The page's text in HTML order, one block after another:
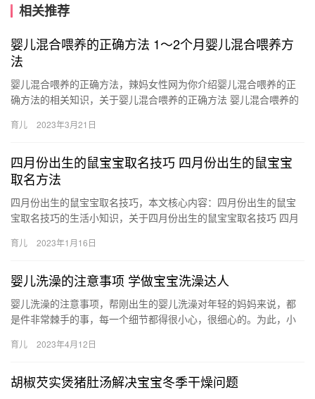
相关推荐
婴儿混合喂养的正确方法 1～2个月婴儿混合喂养方
法
婴儿混合喂养的正确方法，辣妈女性网为你介绍婴儿混合喂养的正
确方法的相关知识，关于婴儿混合喂养的正确方法 婴儿混合喂养的
在…
育儿 2023年3月21日
四月份出生的鼠宝宝取名技巧 四月份出生的鼠宝宝
取名方法
四月份出生的鼠宝宝取名技巧，本文核心内容：四月份出生的鼠宝
宝取名技巧的生活小知识，关于四月份出生的鼠宝宝取名技巧 四月
份…
育儿 2023年1月16日
婴儿洗澡的注意事项 学做宝宝洗澡达人
婴儿洗澡的注意事项，帮刚出生的婴儿洗澡对年轻的妈妈来说，都
是件非常棘手的事，每一个细节都得很小心，很细心的。为此，小
洗澡…
育儿 2023年4月12日
胡椒芡实煲猪肚汤解决宝宝冬季干燥问题